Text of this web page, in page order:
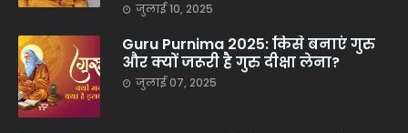
जुलाई 10, 2025
Guru Purnima 2025: किसे बनाएं गुरु
और क्यों जरूरी है गुरु दीक्षा लेना?
जुलाई 07, 2025